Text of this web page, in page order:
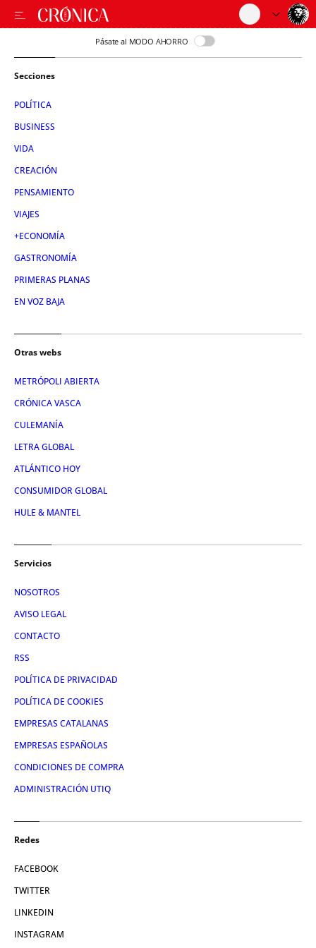
Pásate al MODO AHORRO
Secciones
POLÍTICA
BUSINESS
VIDA
CREACIÓN
PENSAMIENTO
VIAJES
+ECONOMÍA
GASTRONOMÍA
PRIMERAS PLANAS
EN VOZ BAJA
Otras webs
METRÓPOLI ABIERTA
CRÓNICA VASCA
CULEMANÍA
LETRA GLOBAL
ATLÁNTICO HOY
CONSUMIDOR GLOBAL
HULE & MANTEL
Servicios
NOSOTROS
AVISO LEGAL
CONTACTO
RSS
POLÍTICA DE PRIVACIDAD
POLÍTICA DE COOKIES
EMPRESAS CATALANAS
EMPRESAS ESPAÑOLAS
CONDICIONES DE COMPRA
ADMINISTRACIÓN UTIQ
Redes
FACEBOOK
TWITTER
LINKEDIN
INSTAGRAM